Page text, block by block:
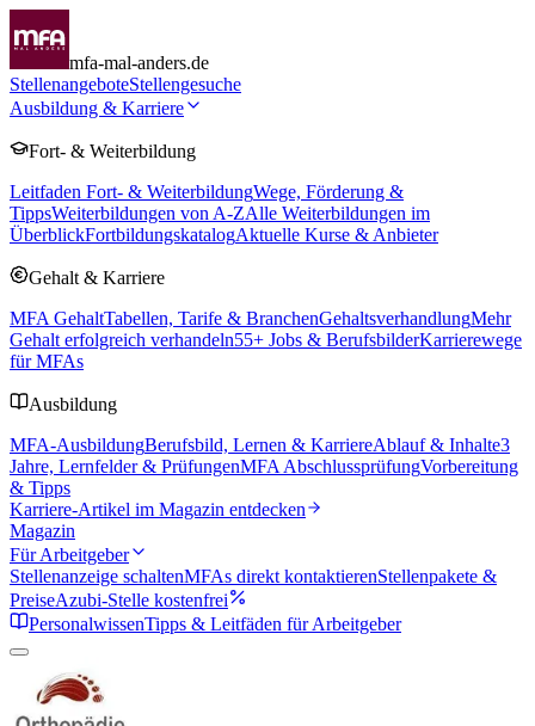
mfa-mal-anders.de
StellenangeboteStellengesuche
Ausbildung & Karriere
Fort- & Weiterbildung
Leitfaden Fort- & WeiterbildungWege, Förderung &
TippsWeiterbildungen von A-ZAlle Weiterbildungen im
ÜberblickFortbildungskatalogAktuelle Kurse & Anbieter
Gehalt & Karriere
MFA GehaltTabellen, Tarife & BranchenGehaltsverhandlungMehr
Gehalt erfolgreich verhandeln55+ Jobs & BerufsbilderKarrierewege
für MFAs
Ausbildung
MFA-AusbildungBerufsbild, Lernen & KarriereAblauf & Inhalte3
Jahre, Lernfelder & PrüfungenMFA AbschlussprüfungVorbereitung
& Tipps
Karriere-Artikel im Magazin entdecken
Magazin
Für Arbeitgeber
Stellenanzeige schaltenMFAs direkt kontaktierenStellenpakete &
PreiseAzubi-Stelle kostenfrei
PersonalwissenTipps & Leitfäden für Arbeitgeber